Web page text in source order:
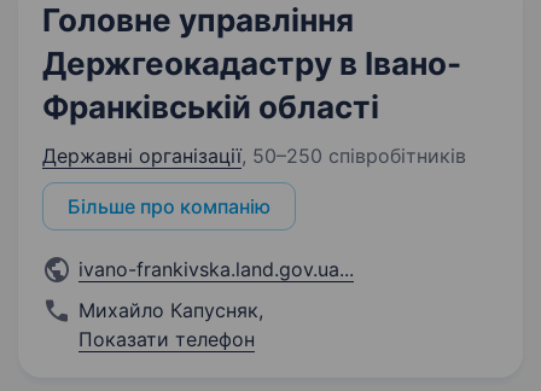
Головне управління
Держгеокадастру в Івано-
Франківській області
Державні організації, 50–250 співробітників
Більше про компанію
ivano-frankivska.land.gov.ua...
Михайло Капусняк,
Показати телефон